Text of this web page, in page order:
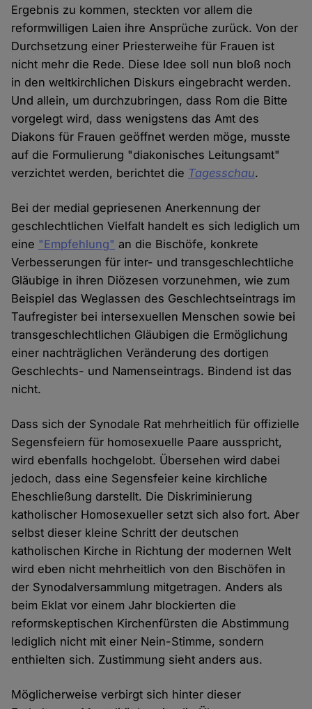
Ergebnis zu kommen, steckten vor allem die
reformwilligen Laien ihre Ansprüche zurück. Von der
Durchsetzung einer Priesterweihe für Frauen ist
nicht mehr die Rede. Diese Idee soll nun bloß noch
in den weltkirchlichen Diskurs eingebracht werden.
Und allein, um durchzubringen, dass Rom die Bitte
vorgelegt wird, dass wenigstens das Amt des
Diakons für Frauen geöffnet werden möge, musste
auf die Formulierung "diakonisches Leitungsamt"
verzichtet werden, berichtet die Tagesschau.
Bei der medial gepriesenen Anerkennung der
geschlechtlichen Vielfalt handelt es sich lediglich um
eine "Empfehlung" an die Bischöfe, konkrete
Verbesserungen für inter- und transgeschlechtliche
Gläubige in ihren Diözesen vorzunehmen, wie zum
Beispiel das Weglassen des Geschlechtseintrags im
Taufregister bei intersexuellen Menschen sowie bei
transgeschlechtlichen Gläubigen die Ermöglichung
einer nachträglichen Veränderung des dortigen
Geschlechts- und Namenseintrags. Bindend ist das
nicht.
Dass sich der Synodale Rat mehrheitlich für offizielle
Segensfeiern für homosexuelle Paare ausspricht,
wird ebenfalls hochgelobt. Übersehen wird dabei
jedoch, dass eine Segensfeier keine kirchliche
Eheschließung darstellt. Die Diskriminierung
katholischer Homosexueller setzt sich also fort. Aber
selbst dieser kleine Schritt der deutschen
katholischen Kirche in Richtung der modernen Welt
wird eben nicht mehrheitlich von den Bischöfen in
der Synodalversammlung mitgetragen. Anders als
beim Eklat vor einem Jahr blockierten die
reformskeptischen Kirchenfürsten die Abstimmung
lediglich nicht mit einer Nein-Stimme, sondern
enthielten sich. Zustimmung sieht anders aus.
Möglicherweise verbirgt sich hinter dieser